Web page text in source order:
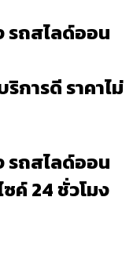
รถสไลด์ออน
การดี ราคาไม่
รถสไลด์ออน
ค์ 24 ชั่วโมง